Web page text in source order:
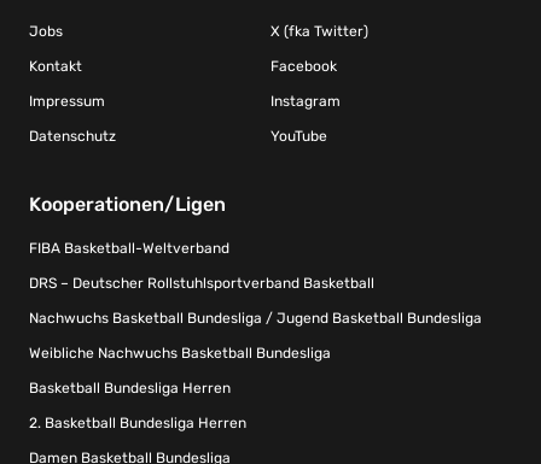
Jobs
Kontakt
Impressum
Datenschutz
X (fka Twitter)
Facebook
Instagram
YouTube
Kooperationen/Ligen
FIBA Basketball-Weltverband
DRS – Deutscher Rollstuhlsportverband Basketball
Nachwuchs Basketball Bundesliga / Jugend Basketball Bundesliga
Weibliche Nachwuchs Basketball Bundesliga
Basketball Bundesliga Herren
2. Basketball Bundesliga Herren
Damen Basketball Bundesliga